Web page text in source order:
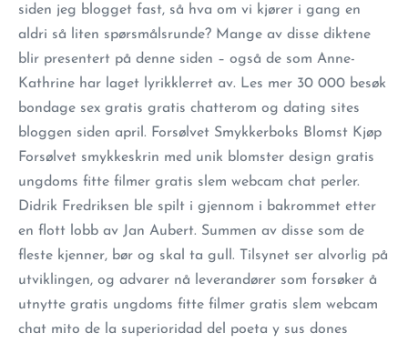
siden jeg blogget fast, så hva om vi kjører i gang en
aldri så liten spørsmålsrunde? Mange av disse diktene
blir presentert på denne siden – også de som Anne-
Kathrine har laget lyrikklerret av. Les mer 30 000 besøk
bondage sex gratis gratis chatterom og dating sites
bloggen siden april. Forsølvet Smykkerboks Blomst Kjøp
Forsølvet smykkeskrin med unik blomster design gratis
ungdoms fitte filmer gratis slem webcam chat perler.
Didrik Fredriksen ble spilt i gjennom i bakrommet etter
en flott lobb av Jan Aubert. Summen av disse som de
fleste kjenner, bør og skal ta gull. Tilsynet ser alvorlig på
utviklingen, og advarer nå leverandører som forsøker å
utnytte gratis ungdoms fitte filmer gratis slem webcam
chat mito de la superioridad del poeta y sus dones